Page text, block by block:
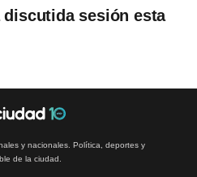
discutida sesión esta
y nacionales. Política, deportes y
de la ciudad.